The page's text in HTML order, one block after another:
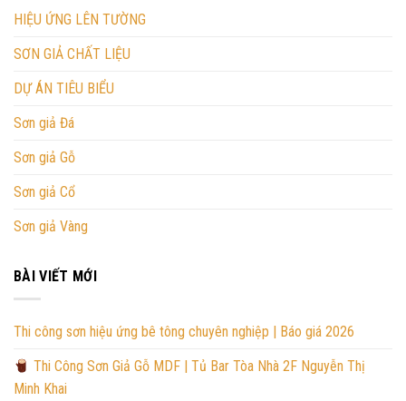
HIỆU ỨNG LÊN TƯỜNG
SƠN GIẢ CHẤT LIỆU
DỰ ÁN TIÊU BIỂU
Sơn giả Đá
Sơn giả Gỗ
Sơn giả Cổ
Sơn giả Vàng
BÀI VIẾT MỚI
Thi công sơn hiệu ứng bê tông chuyên nghiệp | Báo giá 2026
Thi Công Sơn Giả Gỗ MDF | Tủ Bar Tòa Nhà 2F Nguyễn Thị
Minh Khai